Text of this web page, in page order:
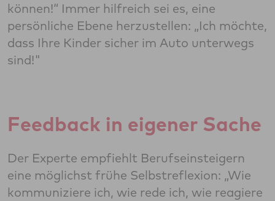
können!“ Immer hilfreich sei es, eine
persönliche Ebene herzustellen: „Ich möchte,
dass Ihre Kinder sicher im Auto unterwegs
sind!"
Feedback in eigener Sache
Der Experte empfiehlt Berufseinsteigern
eine möglichst frühe Selbstreflexion: „Wie
kommuniziere ich, wie rede ich, wie reagiere